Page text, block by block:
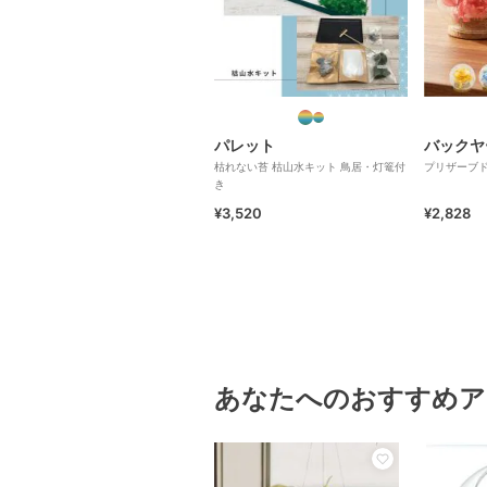
パレット
枯れない苔 枯山水キット 鳥居・灯篭付
き
¥3,520
バック
プリザーブ
¥2,828
あなたへのおすすめ